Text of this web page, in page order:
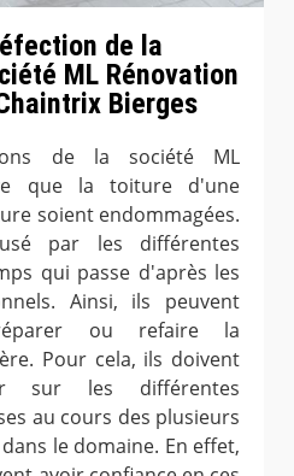
de la
ML Rénovation
Bierges
de la société ML
que la toiture d'une
soient endommagées.
par les différentes
qui passe d'après les
Ainsi, ils peuvent
ou refaire la
Pour cela, ils doivent
sur les différentes
au cours des plusieurs
le domaine. En effet,